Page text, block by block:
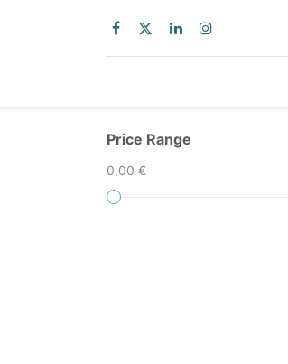
Price Range
0,00 €